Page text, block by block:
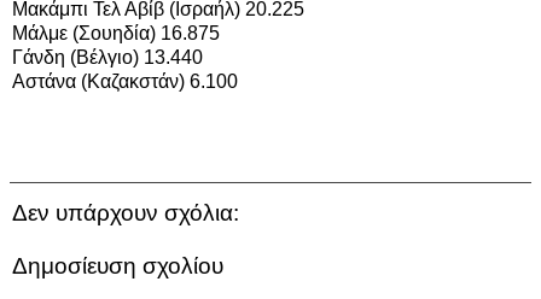
Μακάμπι Τελ Αβίβ (Ισραήλ) 20.225
Μάλμε (Σουηδία) 16.875
Γάνδη (Βέλγιο) 13.440
Αστάνα (Καζακστάν) 6.100
Δεν υπάρχουν σχόλια:
Δημοσίευση σχολίου